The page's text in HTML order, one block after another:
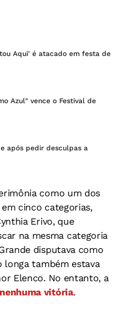
Aqui' é atacado em festa de
Azul" vence o Festival de
após pedir desculpas a
como um dos
cinco categorias,
Erivo, que
na mesma categoria
disputava como
longa também estava
Elenco. No entanto, a
vitória.